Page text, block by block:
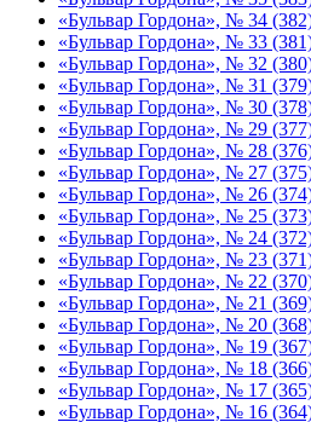
«Бульвар Гордона», № 34
«Бульвар Гордона», № 33
«Бульвар Гордона», № 32
«Бульвар Гордона», № 31
«Бульвар Гордона», № 30
«Бульвар Гордона», № 29
«Бульвар Гордона», № 28
«Бульвар Гордона», № 27
«Бульвар Гордона», № 26
«Бульвар Гордона», № 25
«Бульвар Гордона», № 24
«Бульвар Гордона», № 23
«Бульвар Гордона», № 22
«Бульвар Гордона», № 21
«Бульвар Гордона», № 20
«Бульвар Гордона», № 19
«Бульвар Гордона», № 18
«Бульвар Гордона», № 17
«Бульвар Гордона», № 16